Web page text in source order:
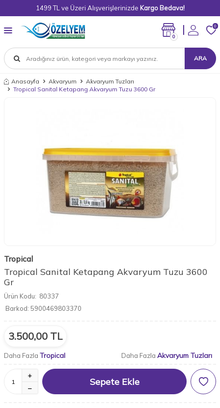
1499 TL ve Üzeri Alışverişlerinizde Kargo Bedava!
ARA
0
0
Anasayfa Akvaryum
Akvaryum Tuzları
Tropical Sanital Ketapang Akvaryum Tuzu 3600 Gr
Tropical
Tropical Sanital Ketapang Akvaryum Tuzu 3600
Gr
Ürün Kodu: 80337
Barkod: 5900469803370
3.500,00 TL
Daha Fazla Tropical Daha Fazla Akvaryum Tuzları
Sepete Ekle